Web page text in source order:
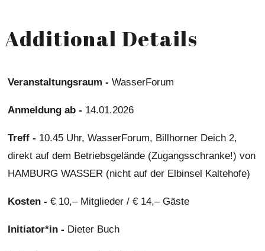
Additional Details
Veranstaltungsraum - WasserForum
Anmeldung ab - 14.01.2026
Treff - 10.45 Uhr, WasserForum, Billhorner Deich 2,
direkt auf dem Betriebsgelände (Zugangsschranke!) von
HAMBURG WASSER (nicht auf der Elbinsel Kaltehofe)
Kosten - € 10,– Mitglieder / € 14,– Gäste
Initiator*in - Dieter Buch